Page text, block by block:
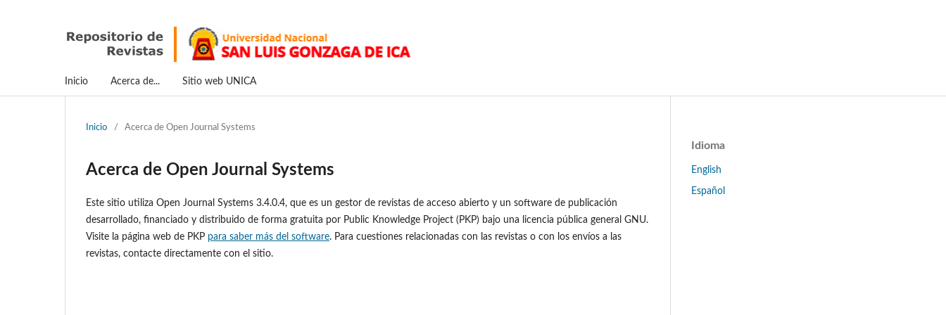
Inicio Acerca de... Sitio web UNICA
Inicio / Acerca de Open Journal Systems
Acerca de Open Journal Systems
Este sitio utiliza Open Journal Systems 3.4.0.4, que es un gestor de revistas de acceso abierto y un software de publicación
desarrollado, financiado y distribuido de forma gratuita por Public Knowledge Project (PKP) bajo una licencia pública general GNU.
Visite la página web de PKP para saber más del software. Para cuestiones relacionadas con las revistas o con los envíos a las
revistas, contacte directamente con el sitio.
Idioma
English
Español